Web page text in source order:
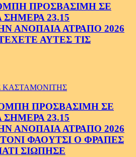
ΠΡΟΣΒΑΣΙΜΗ ΣΕ
23.15
ΑΝΟΠΑΙΑ ΑΤΡΑΠΟ 2026
ΑΥΤΕΣ ΤΙΣ
ΠΡΟΣΒΑΣΙΜΗ ΣΕ
23.15
ΑΝΟΠΑΙΑ ΑΤΡΑΠΟ 2026
ΦΑΟΥΤΣΙ Ο ΦΡΑΠΕΣ
ΣΙΩΠΗΣΕ